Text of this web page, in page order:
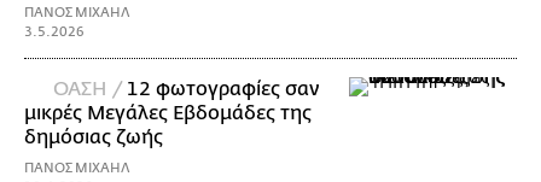
ΠΑΝΟΣ ΜΙΧΑΗΛ
3.5.2026
ΟΑΣΗ / 12 φωτογραφίες σαν
μικρές Μεγάλες Εβδομάδες της
δημόσιας ζωής
ΠΑΝΟΣ ΜΙΧΑΗΛ